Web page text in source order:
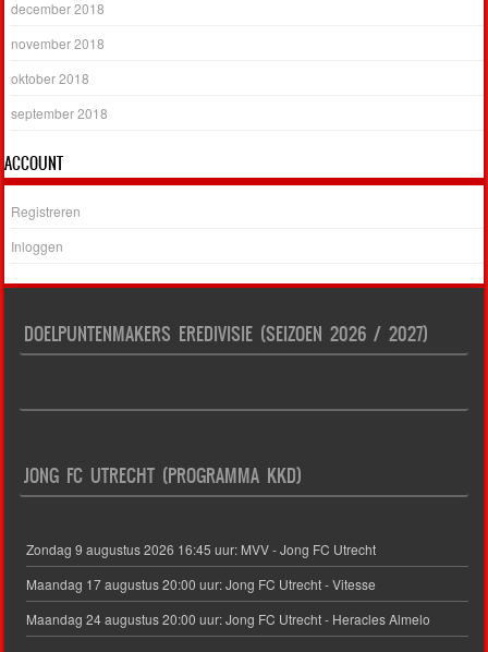
december 2018
november 2018
oktober 2018
september 2018
ACCOUNT
Registreren
Inloggen
DOELPUNTENMAKERS EREDIVISIE (SEIZOEN 2026 / 2027)
JONG FC UTRECHT (PROGRAMMA KKD)
Zondag 9 augustus 2026 16:45 uur: MVV - Jong FC Utrecht
Maandag 17 augustus 20:00 uur: Jong FC Utrecht - Vitesse
Maandag 24 augustus 20:00 uur: Jong FC Utrecht - Heracles Almelo